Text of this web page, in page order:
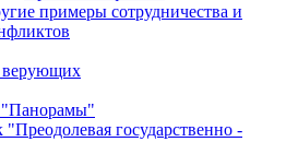
примеры сотрудничества и
верующих
государственно -